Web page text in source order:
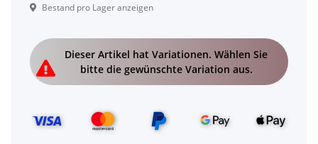
Bestand pro Lager anzeigen
Dieser Artikel hat Variationen. Wählen Sie
bitte die gewünschte Variation aus.